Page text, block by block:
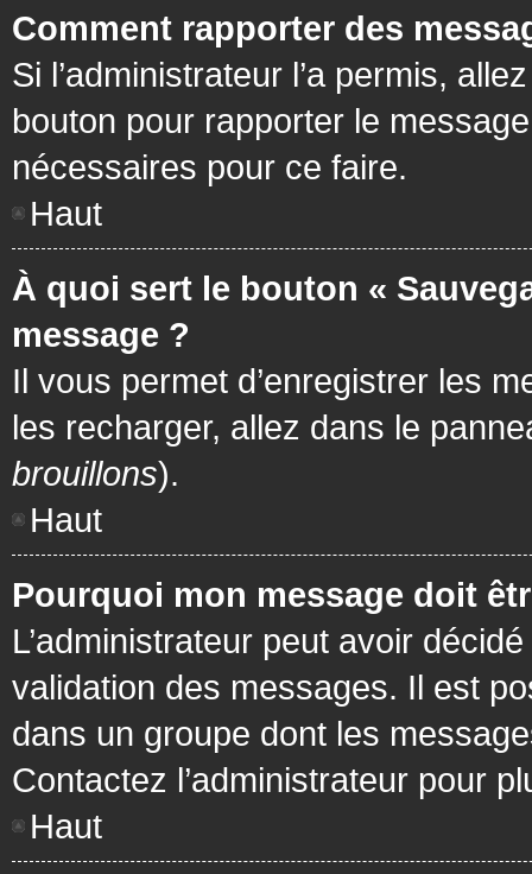
Comment rapporter des
Si l’administrateur l’a permis,
bouton pour rapporter le
nécessaires pour ce faire.
Haut
À quoi sert le bouton «
message ?
Il vous permet d’enregistrer les
les recharger, allez dans le
brouillons).
Haut
Pourquoi mon message doit
L’administrateur peut avoir
validation des messages. Il est
dans un groupe dont les
Contactez l’administrateur pour
Haut